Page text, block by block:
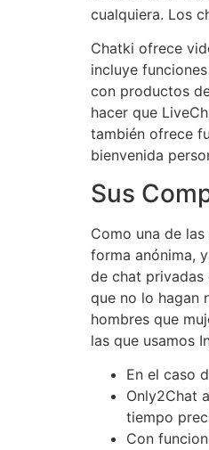
cualquiera. Los
Chatki ofrece
incluye
con productos
hacer que
también ofrece
bienvenida
Sus
Como una de
forma anónima,
de chat privadas
que no lo hagan
hombres que
las que usamos
En el caso
Only2Chat
tiempo
Con